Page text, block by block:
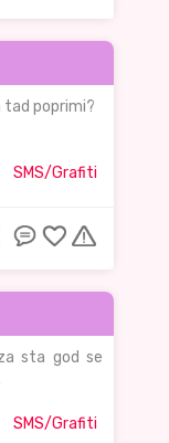
tad poprimi?
SMS/Grafiti
sta god se
SMS/Grafiti